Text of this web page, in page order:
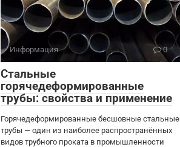
Информация 0
Стальные
горячедеформированные
трубы: свойства и применение
Горячедеформированные бесшовные стальные
трубы — один из наиболее распространённых
видов трубного проката в промышленности